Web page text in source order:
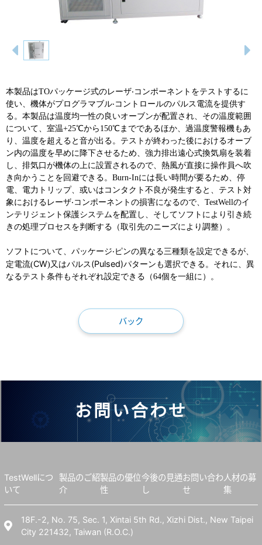
本製品はTOパッケージ式のレーザ‧コンポーネントをテストするに
使い、機体がプログラマブル‧コントロールのパルス電流を提供す
る。 本製品は温度均一性の良いオーブンが配置され、その温度範囲
について、室温+25℃から150℃までであるほか、過温度警報機もあ
り、温度を超えると音が出る。テストが終わった後におけるオーブ
ン内の温度を早めに降下させるため、強力排出遠心式換気扇を装着
し、排気口が機体の上に設置されるので、熱風が直接に操作員へ吹
き向かうことを回避できる。 Burn-Inには長い時間が要るため、停
電、電力トリップ、或いはコンタクト不良が発生すると、テスト対
象におけるレーザ‧コンポーネントの損害になるので、 TestWellのイ
ンテリジェント保護システムを配置し、そしてソフトにより引き続
きの処理プロセスを判断する（取引先のニーズにより調整）。
ソフトについて、パッケージ‧ピンの異なる三種類を設定できるが、
定電流(CW)又はパルス(Pulsed)パターンも選択できる。それに、異
なるテスト条件もそれぞれ設定できる（64個を一組に）。
バック
お問い合わせ
TestWellにつ
いて
製品のご紹
介
製品の優位
性
今後の見通
し
お問い合わ
せ
人材の募
集
18F.-2, No. 75, Sec. 1, Xintai 5th Rd., Xizhi Dist., New Taipei
City 221432, Taiwan (R.O.C.)